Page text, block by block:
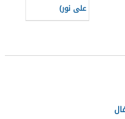
على نور)